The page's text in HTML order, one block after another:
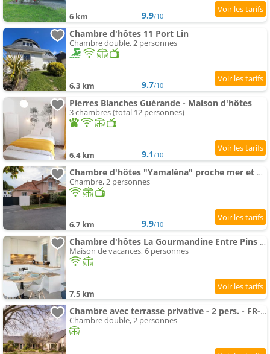
6 km 9.9/10
Chambre d'hôtes 11 Port Lin
Chambre double, 2 personnes
6.3 km 9.7/10
Pierres Blanches Guérande - Maison d'hôtes
3 chambres (total 12 personnes)
6.4 km 9.1/10
Chambre d'hôtes "Yamaléna" proche mer et au calme à La Baule
Chambre, 2 personnes
6.7 km 9.9/10
Chambre d'hôtes La Gourmandine Entre Pins & Océan Pornichet à pied
Maison de vacances, 6 personnes
7.5 km
Chambre avec terrasse privative - 2 pers. - FR-1-306-1337
Chambre double, 2 personnes